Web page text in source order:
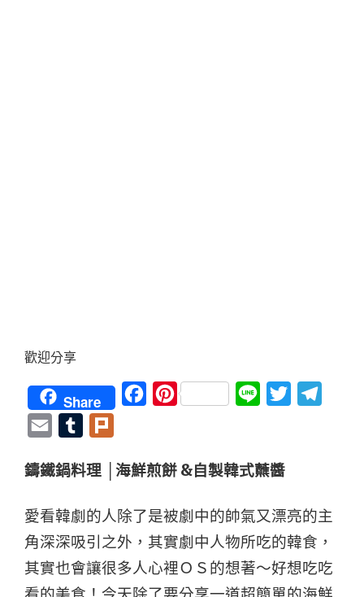
歡迎分享
Share FacebookPinterest Line Twitter
Email Tumblr
鑄鐵鍋料理 │海鮮煎餅 &自製韓式蘸醬
愛看韓劇的人除了是被劇中的帥氣又漂亮的主
角深深吸引之外，其實劇中人物所吃的韓食，
其實也會讓很多人心裡ＯＳ的想著～好想吃吃